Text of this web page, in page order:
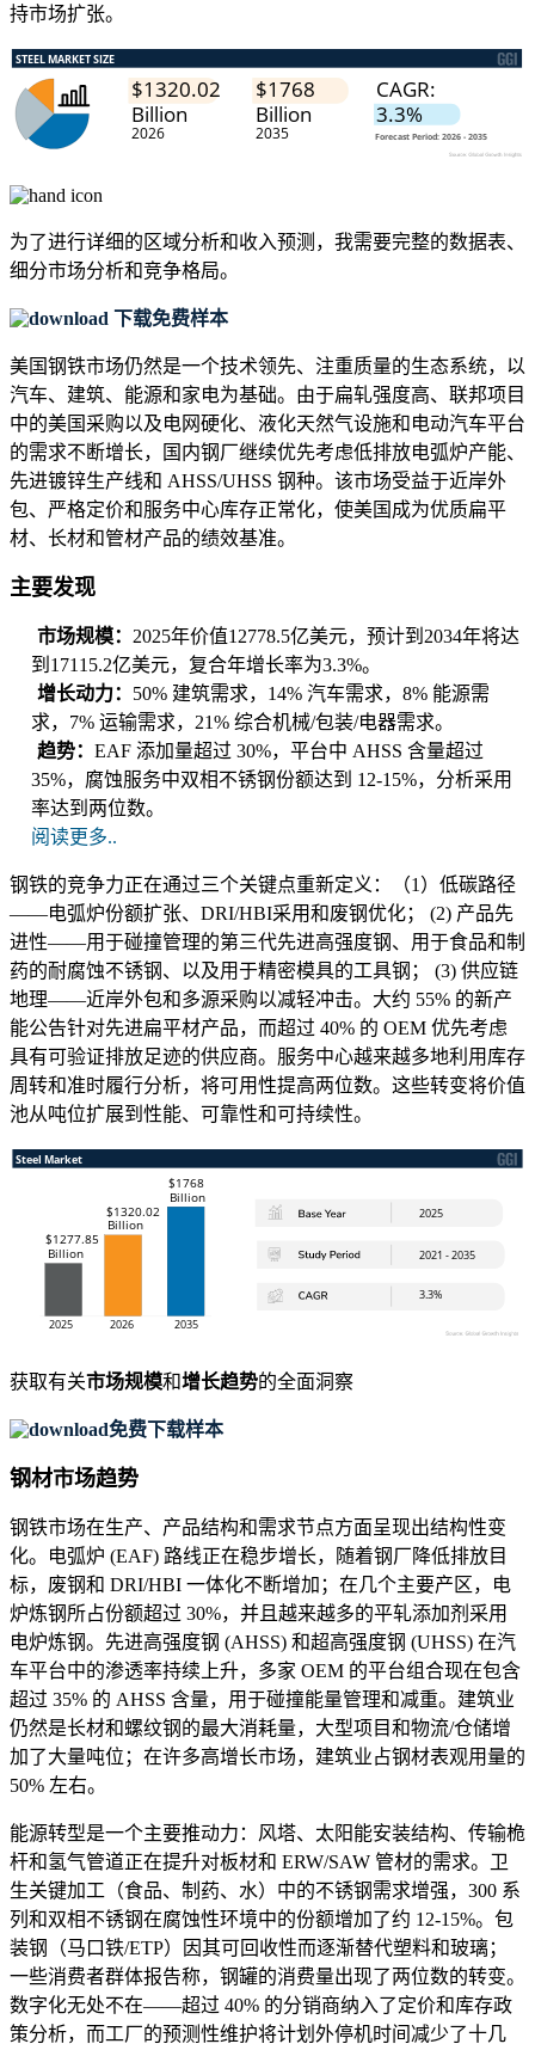
持市场扩张。
为了进行详细的区域分析和收入预测，我需要完整的数据表、
细分市场分析和竞争格局。
下载免费样本
美国钢铁市场仍然是一个技术领先、注重质量的生态系统，以
汽车、建筑、能源和家电为基础。由于扁轧强度高、联邦项目
中的美国采购以及电网硬化、液化天然气设施和电动汽车平台
的需求不断增长，国内钢厂继续优先考虑低排放电弧炉产能、
先进镀锌生产线和 AHSS/UHSS 钢种。该市场受益于近岸外
包、严格定价和服务中心库存正常化，使美国成为优质扁平
材、长材和管材产品的绩效基准。
主要发现
市场规模： 2025年价值12778.5亿美元，预计到2034年将达
到17115.2亿美元，复合年增长率为3.3%。
增长动力： 50% 建筑需求，14% 汽车需求，8% 能源需
求，7% 运输需求，21% 综合机械/包装/电器需求。
趋势： EAF 添加量超过 30%，平台中 AHSS 含量超过
35%，腐蚀服务中双相不锈钢份额达到 12-15%，分析采用
率达到两位数。
阅读更多..
钢铁的竞争力正在通过三个关键点重新定义：（1）低碳路径
——电弧炉份额扩张、DRI/HBI采用和废钢优化； (2) 产品先
进性——用于碰撞管理的第三代先进高强度钢、用于食品和制
药的耐腐蚀不锈钢、以及用于精密模具的工具钢； (3) 供应链
地理——近岸外包和多源采购以减轻冲击。大约 55% 的新产
能公告针对先进扁平材产品，而超过 40% 的 OEM 优先考虑
具有可验证排放足迹的供应商。服务中心越来越多地利用库存
周转和准时履行分析，将可用性提高两位数。这些转变将价值
池从吨位扩展到性能、可靠性和可持续性。
获取有关市场规模和增长趋势的全面洞察
免费下载样本
钢材市场趋势
钢铁市场在生产、产品结构和需求节点方面呈现出结构性变
化。电弧炉 (EAF) 路线正在稳步增长，随着钢厂降低排放目
标，废钢和 DRI/HBI 一体化不断增加；在几个主要产区，电
炉炼钢所占份额超过 30%，并且越来越多的平轧添加剂采用
电炉炼钢。先进高强度钢 (AHSS) 和超高强度钢 (UHSS) 在汽
车平台中的渗透率持续上升，多家 OEM 的平台组合现在包含
超过 35% 的 AHSS 含量，用于碰撞能量管理和减重。建筑业
仍然是长材和螺纹钢的最大消耗量，大型项目和物流/仓储增
加了大量吨位；在许多高增长市场，建筑业占钢材表观用量的
50% 左右。
能源转型是一个主要推动力：风塔、太阳能安装结构、传输桅
杆和氢气管道正在提升对板材和 ERW/SAW 管材的需求。卫
生关键加工（食品、制药、水）中的不锈钢需求增强，300 系
列和双相不锈钢在腐蚀性环境中的份额增加了约 12-15%。包
装钢（马口铁/ETP）因其可回收性而逐渐替代塑料和玻璃；
一些消费者群体报告称，钢罐的消费量出现了两位数的转变。
数字化无处不在——超过 40% 的分销商纳入了定价和库存政
策分析，而工厂的预测性维护将计划外停机时间减少了十几